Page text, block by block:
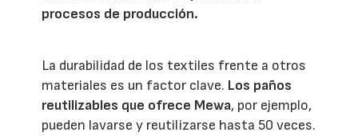
procesos de producción.
La durabilidad de los textiles frente a otros
materiales es un factor clave. Los paños
reutilizables que ofrece Mewa, por ejemplo,
pueden lavarse y reutilizarse hasta 50 veces.